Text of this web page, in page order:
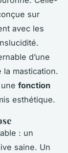
sur
avec les
d’une
mastication.
fonction
esthétique.
: un
saine. Un